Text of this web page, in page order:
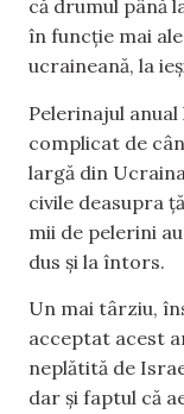
că drumul până
în funcție mai
ucraineană, la
Pelerinajul anual
complicat de
largă din
civile deasupra
mii de pelerini
dus și la întors.
Un mai târziu,
acceptat acest
neplătită de
dar și faptul că